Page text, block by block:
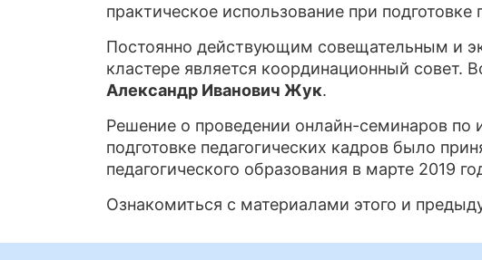
практическое использование при подготовке
Постоянно действующим совещательным и
кластере является координационный совет.
Александр Иванович Жук.
Решение о проведении онлайн-семинаров
подготовке педагогических кадров было
педагогического образования в марте 2019
Ознакомиться с материалами этого и